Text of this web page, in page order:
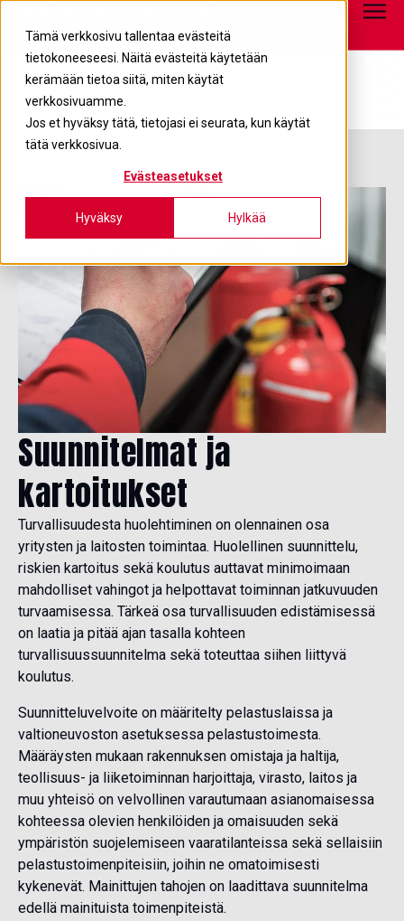
Tämä verkkosivu tallentaa evästeitä
tietokoneeseesi. Näitä evästeitä käytetään
kerämään tietoa siitä, miten käytät
verkkosivuamme.
Jos et hyväksy tätä, tietojasi ei seurata, kun käytät
tätä verkkosivua.
Evästeasetukset
Hyväksy Hylkää
05 680 7700
Suunnitelmat ja
kartoitukset
Turvallisuudesta huolehtiminen on olennainen osa
yritysten ja laitosten toimintaa. Huolellinen suunnittelu,
riskien kartoitus sekä koulutus auttavat minimoimaan
mahdolliset vahingot ja helpottavat toiminnan jatkuvuuden
turvaamisessa. Tärkeä osa turvallisuuden edistämisessä
on laatia ja pitää ajan tasalla kohteen
turvallisuussuunnitelma sekä toteuttaa siihen liittyvä
koulutus.
Suunnitteluvelvoite on määritelty pelastuslaissa ja
valtioneuvoston asetuksessa pelastustoimesta.
Määräysten mukaan rakennuksen omistaja ja haltija,
teollisuus- ja liiketoiminnan harjoittaja, virasto, laitos ja
muu yhteisö on velvollinen varautumaan asianomaisessa
kohteessa olevien henkilöiden ja omaisuuden sekä
ympäristön suojelemiseen vaaratilanteissa sekä sellaisiin
pelastustoimenpiteisiin, joihin ne omatoimisesti
kykenevät. Mainittujen tahojen on laadittava suunnitelma
edellä mainituista toimenpiteistä.